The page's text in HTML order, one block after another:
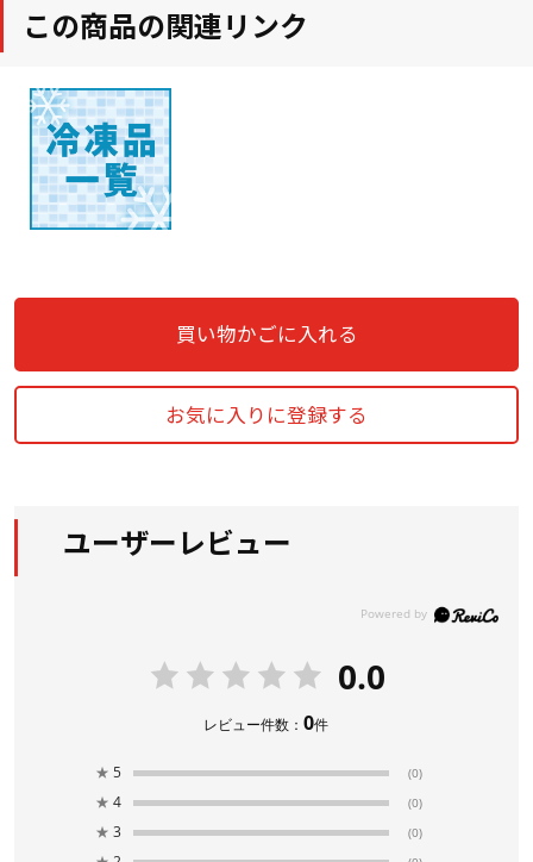
この商品の関連リンク
買い物かごに入れる
お気に入りに登録する
ユーザーレビュー
0.0
レビュー件数：0件
★ 5 (0)
★ 4 (0)
★ 3 (0)